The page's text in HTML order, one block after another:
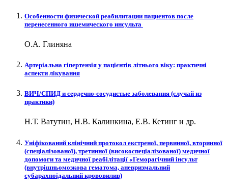
Особенности физической реабилитации пациентов после
перенесенного ишемического инсульта
О.А. Глиняна
Артеріальна гіпертензія у пацієнтів літнього віку: практичні
аспекти лікування
ВИЧ/СПИД и сердечно-сосудистые заболевания (случай из
практики)
Н.Т. Ватутин, Н.В. Калинкина, Е.В. Кетинг и др.
Уніфікований клінічний протокол екстреної, первинної, вторинної
(спеціалізованої), третинної (високоспеціалізованої) медичної
допомоги та медичної реабілітації «Геморагічний інсульт
(внутрішньомозкова гематома, аневризмальний
субарахноїдальний крововилив)